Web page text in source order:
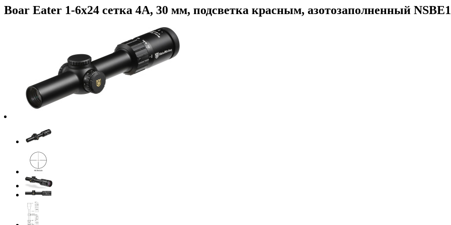
Boar Eater 1-6x24 сетка 4А, 30 мм, подсветка красным, азотозаполненный